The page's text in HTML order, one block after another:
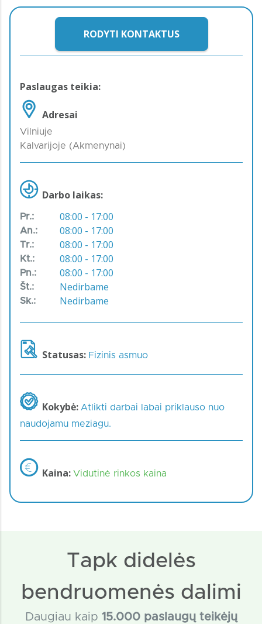
RODYTI KONTAKTUS
Paslaugas teikia:
Adresai
Vilniuje
Kalvarijoje (Akmenynai)
Darbo laikas:
Pr.: 08:00 - 17:00
An.: 08:00 - 17:00
Tr.: 08:00 - 17:00
Kt.: 08:00 - 17:00
Pn.: 08:00 - 17:00
Št.: Nedirbame
Sk.: Nedirbame
Statusas: Fizinis asmuo
Kokybė: Atlikti darbai labai priklauso nuo
naudojamu meziagu.
Kaina: Vidutinė rinkos kaina
Tapk didelės
bendruomenės dalimi
Daugiau kaip 15.000 paslaugų teikėjų